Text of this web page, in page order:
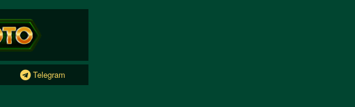
Telegram